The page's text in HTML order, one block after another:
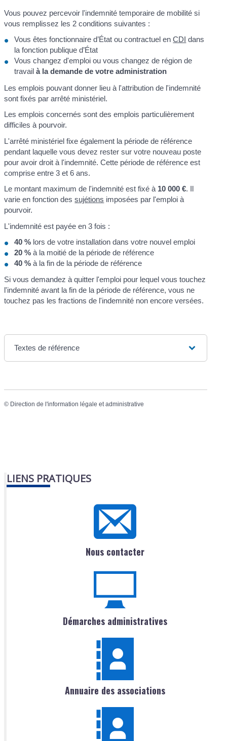
Vous pouvez percevoir l'indemnité temporaire de mobilité si
vous remplissez les 2 conditions suivantes :
Vous êtes fonctionnaire d’État ou contractuel enCDI dans
la fonction publique d’État
Vous changez d'emploi ou vous changez de région de
travailà la demande de votre administration
Les emplois pouvant donner lieu à l'attribution de l'indemnité
sont fixés par arrêté ministériel.
Les emplois concernés sont des emplois particulièrement
difficiles à pourvoir.
L'arrêté ministériel fixe également la période de référence
pendant laquelle vous devez rester sur votre nouveau poste
pour avoir droit à l'indemnité. Cette période de référence est
comprise entre 3 et 6 ans.
Le montant maximum de l'indemnité est fixé à 10 000 €. Il
varie en fonction dessujétions imposées par l'emploi à
pourvoir.
L'indemnité est payée en 3 fois :
40 % lors de votre installation dans votre nouvel emploi
20 % à la moitié de la période de référence
40 % à la fin de la période de référence
Si vous demandez à quitter l'emploi pour lequel vous touchez
l'indemnité avant la fin de la période de référence, vous ne
touchez pas les fractions de l'indemnité non encore versées.
Textes de référence
© Direction de l'information légale et administrative
LIENS PRATIQUES
Nous contacter
Démarches administratives
Annuaire des associations